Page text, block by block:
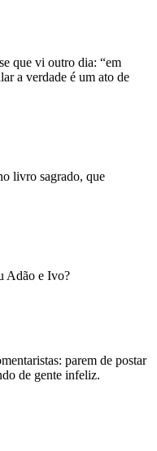
que vi outro dia: “em
a verdade é um ato de
livro sagrado, que
Adão e Ivo?
parem de postar
de gente infeliz.